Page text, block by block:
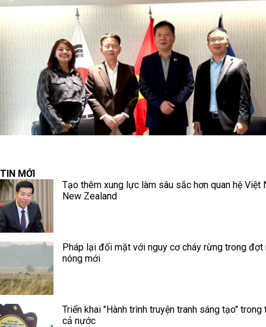
TIN MỚI
Tạo thêm xung lực làm sâu sắc hơn quan hệ Việt
New Zealand
Pháp lại đối mặt với nguy cơ cháy rừng trong đợt
nóng mới
Triển khai "Hành trình truyện tranh sáng tạo" trong
cả nước